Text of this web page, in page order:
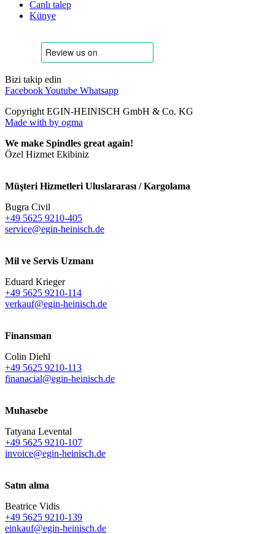
Canlı talep
Künye
Bizi takip edin
FacebookYoutube Whatsapp
Copyright EGIN-HEINISCH GmbH & Co. KG
Made with by ogma
We make Spindles great again!
Özel Hizmet Ekibiniz
Müşteri Hizmetleri Uluslararası / Kargolama
Bugra Civil
+49 5625 9210-405
service@egin-heinisch.de
Mil ve Servis Uzmanı
Eduard Krieger
+49 5625 9210-114
verkauf@egin-heinisch.de
Finansman
Colin Diehl
+49 5625 9210-113
finanacial@egin-heinisch.de
Muhasebe
Tatyana Levental
+49 5625 9210-107
invoice@egin-heinisch.de
Satın alma
Beatrice Vidis
+49 5625 9210-139
einkauf@egin-heinisch.de